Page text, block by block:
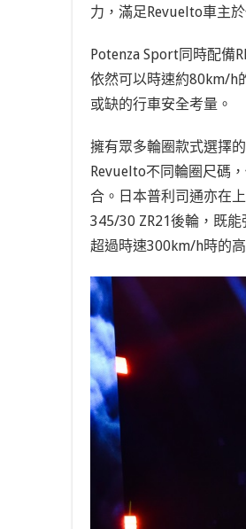
力，滿足Revuelto車主
Potenza Sport同時配備
依然可以時速約80km/h
或缺的行車安全考量。
擁有眾多輪圈款式選擇
Revuelto不同輪圈尺碼
合。日本普利司通亦在
345/30 ZR21後輪，既
超過時速300km/h時的